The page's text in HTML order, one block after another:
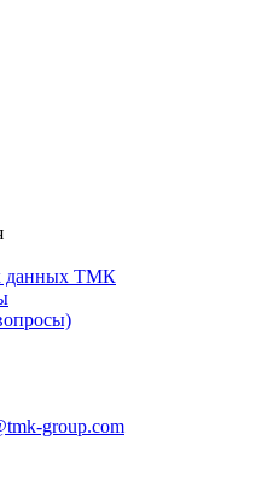
данных ТМК
group.com